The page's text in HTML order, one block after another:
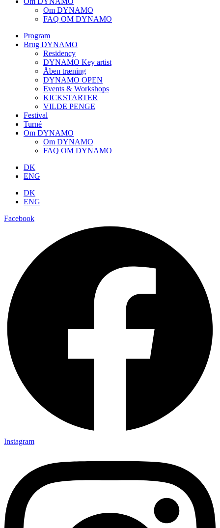
Om DYNAMO
FAQ OM DYNAMO
Program
Brug DYNAMO
Residency
DYNAMO Key artist
Åben træning
DYNAMO OPEN
Events & Workshops
KICKSTARTER
VILDE PENGE
Festival
Turné
Om DYNAMO
Om DYNAMO
FAQ OM DYNAMO
DK
ENG
DK
ENG
Facebook
Instagram